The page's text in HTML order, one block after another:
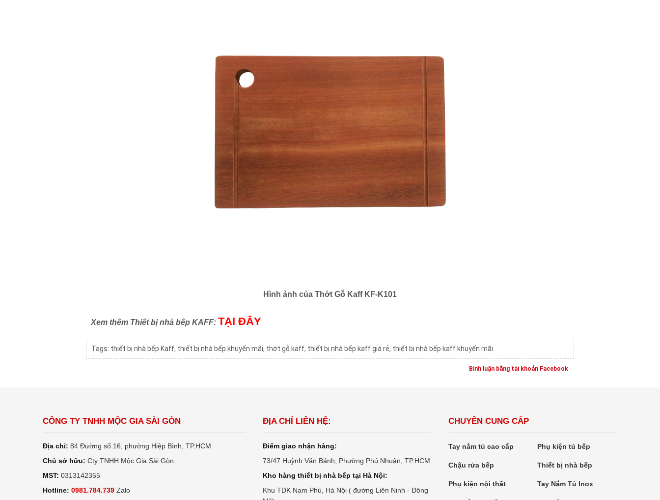
Hình ảnh của Thớt Gỗ Kaff KF-K101
Xem thêm Thiết bị nhà bếp KAFF: TẠI ĐÂY
Tags: thiết bị nhà bếp Kaff, thiết bị nhà bếp khuyến mãi, thớt gỗ kaff, thiết bị nhà bếp kaff giá rẻ, thiết bị nhà bếp kaff khuyến mãi
Bình luận bằng tài khoản Facebook
CÔNG TY TNHH MỘC GIA SÀI GÒN
Địa chỉ: 84 Đường số 16, phường Hiệp Bình, TP.HCM
Chủ sở hữu: Cty TNHH Mộc Gia Sài Gòn
MST: 0313142355
Hotline: 0981.784.739 Zalo
ĐỊA CHỈ LIÊN HỆ:
Điểm giao nhận hàng:
73/47 Huỳnh Văn Bánh, Phường Phú Nhuận, TP.HCM
Kho hàng thiết bị nhà bếp tại Hà Nội:
Khu TDK Nam Phù, Hà Nội ( đường Liên Ninh - Đông
CHUYÊN CUNG CẤP
Tay nắm tủ cao cấp Phụ kiện tủ bếp
Chậu rửa bếp Thiết bị nhà bếp
Phụ kiện nội thất Tay Nắm Tủ Inox